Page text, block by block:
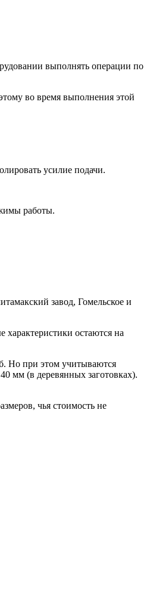
выполнять операции по
во время выполнения этой
усилие подачи.
работы.
завод, Гомельское и
характеристики остаются на
Но при этом учитываются
мм (в деревянных заготовках).
чья стоимость не